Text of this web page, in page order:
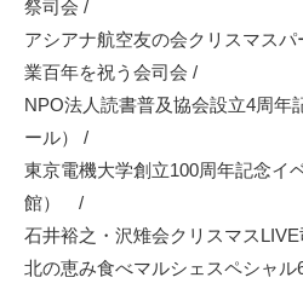
祭司会 /
アシアナ航空友の会クリスマス
業百年を祝う会司会 /
NPO法人読書普及協会設立4周年
ール） /
東京電機大学創立100周年記念イ
館） /
石井裕之・沢雉会クリスマス
北の恵み食べマルシェスペシャ